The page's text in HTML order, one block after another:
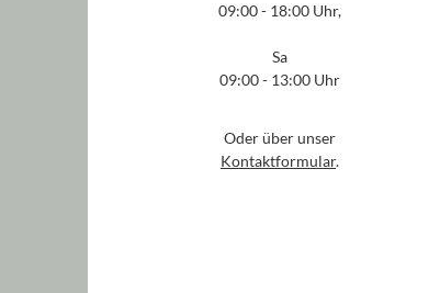
09:00 - 18:00 Uhr,
Sa
09:00 - 13:00 Uhr
Oder über unser
Kontaktformular.